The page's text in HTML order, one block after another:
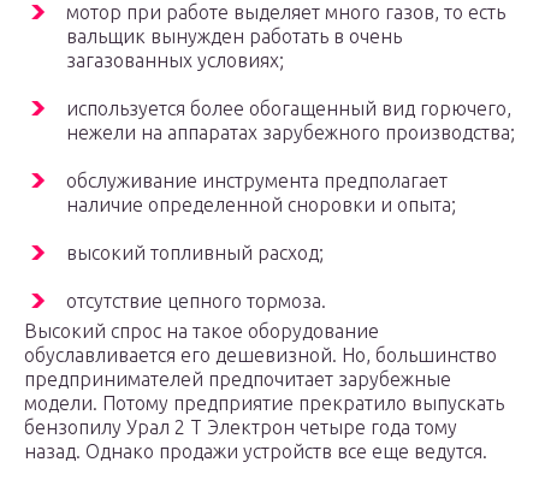
мотор при работе выделяет много газов, то есть
вальщик вынужден работать в очень
загазованных условиях;
используется более обогащенный вид горючего,
нежели на аппаратах зарубежного производства;
обслуживание инструмента предполагает
наличие определенной сноровки и опыта;
высокий топливный расход;
отсутствие цепного тормоза.
Высокий спрос на такое оборудование
обуславливается его дешевизной. Но, большинство
предпринимателей предпочитает зарубежные
модели. Потому предприятие прекратило выпускать
бензопилу Урал 2 Т Электрон четыре года тому
назад. Однако продажи устройств все еще ведутся.